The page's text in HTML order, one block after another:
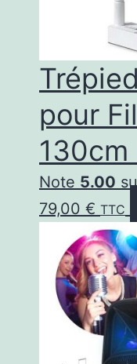
pour
Note 5.00
79,00 € TTC